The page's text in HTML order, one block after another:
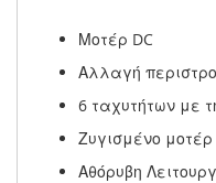
Μοτέρ DC
Αλλαγή
6 ταχυτήτων με
Ζυγισμένο
Αθόρυβη